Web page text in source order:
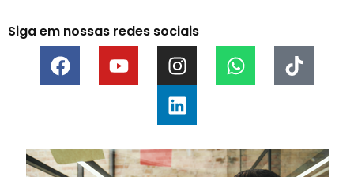
Siga em nossas redes sociais